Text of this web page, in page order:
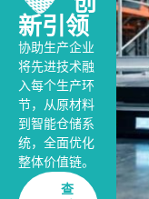
新引领
协助生产企业
将先进技术融
入每个生产环
节，从原材料
到智能仓储系
统，全面优化
整体价值链。
查